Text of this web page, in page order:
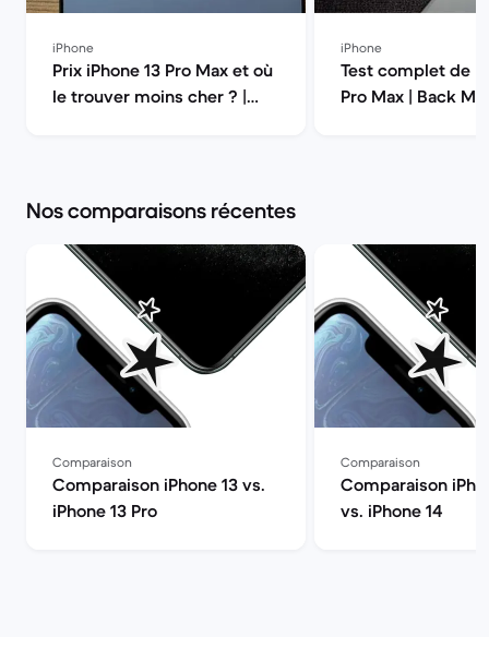
iPhone
Prix iPhone 13 Pro Max et où
le trouver moins cher ? |
iPhone
Test complet de
Pro Max | Back
Nos comparaisons récentes
Comparaison
Comparaison iPhone 13 vs.
iPhone 13 Pro
Comparaison
Comparaison
vs. iPhone 14